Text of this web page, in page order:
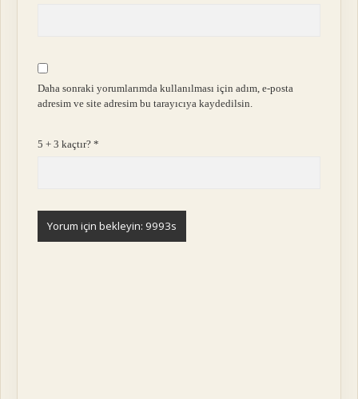
Daha sonraki yorumlarımda kullanılması için adım, e-posta
adresim ve site adresim bu tarayıcıya kaydedilsin.
5 + 3 kaçtır?*